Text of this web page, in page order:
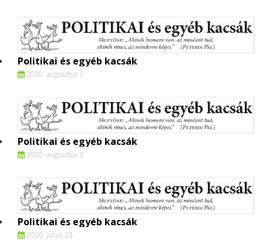
Politikai és egyéb kacsák
2020. augusztus 7.
Politikai és egyéb kacsák
2020. augusztus 3.
Politikai és egyéb kacsák
2020. július 23.